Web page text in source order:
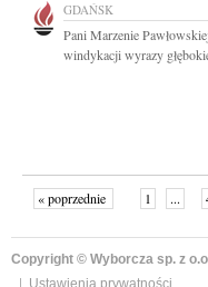
GDAŃSK
Pani Marzenie
windykacji wyrazy
« poprzednie 1 ...
Copyright © Wyborcza sp. z
Ustawienia prywatności